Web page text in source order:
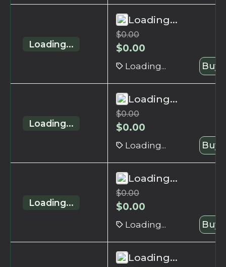
Loading...
Loading...
$0.00
$0.00
Loading... Buy
Loading...
Loading...
$0.00
$0.00
Loading... Buy
Loading...
Loading...
$0.00
$0.00
Loading... Buy
Loading...